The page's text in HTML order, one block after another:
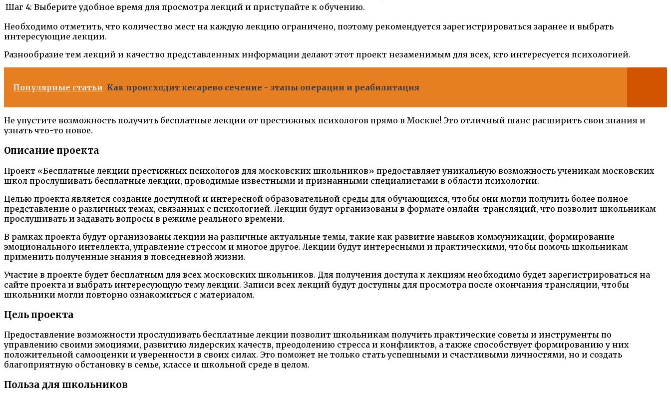
Шаг 4: Выберите удобное время для просмотра лекций и приступайте к обучению.
Необходимо отметить, что количество мест на каждую лекцию ограничено, поэтому рекомендуется зарегистрироваться заранее и выбрать
интересующие лекции.
Разнообразие тем лекций и качество представленных информации делают этот проект незаменимым для всех, кто интересуется психологией.
Популярные статьи Как происходит кесарево сечение - этапы операции и реабилитация
Не упустите возможность получить бесплатные лекции от престижных психологов прямо в Москве! Это отличный шанс расширить свои знания и
узнать что-то новое.
Описание проекта
Проект «Бесплатные лекции престижных психологов для московских школьников» предоставляет уникальную возможность ученикам московских
школ прослушивать бесплатные лекции, проводимые известными и признанными специалистами в области психологии.
Целью проекта является создание доступной и интересной образовательной среды для обучающихся, чтобы они могли получить более полное
представление о различных темах, связанных с психологией. Лекции будут организованы в формате онлайн-трансляций, что позволит школьникам
прослушивать и задавать вопросы в режиме реального времени.
В рамках проекта будут организованы лекции на различные актуальные темы, такие как развитие навыков коммуникации, формирование
эмоционального интеллекта, управление стрессом и многое другое. Лекции будут интересными и практическими, чтобы помочь школьникам
применить полученные знания в повседневной жизни.
Участие в проекте будет бесплатным для всех московских школьников. Для получения доступа к лекциям необходимо будет зарегистрироваться на
сайте проекта и выбрать интересующую тему лекции. Записи всех лекций будут доступны для просмотра после окончания трансляции, чтобы
школьники могли повторно ознакомиться с материалом.
Цель проекта
Предоставление возможности прослушивать бесплатные лекции позволит школьникам получить практические советы и инструменты по
управлению своими эмоциями, развитию лидерских качеств, преодолению стресса и конфликтов, а также способствует формированию у них
положительной самооценки и уверенности в своих силах. Это поможет не только стать успешными и счастливыми личностями, но и создать
благоприятную обстановку в семье, классе и школьной среде в целом.
Польза для школьников